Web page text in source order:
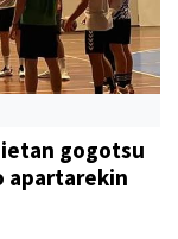
gogotsu
apartarekin